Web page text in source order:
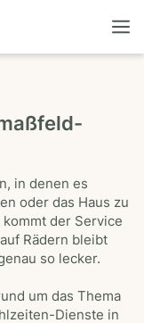
in denen es
oder das Haus zu
der Service
Rädern bleibt
so lecker.
um das Thema
Dienste in